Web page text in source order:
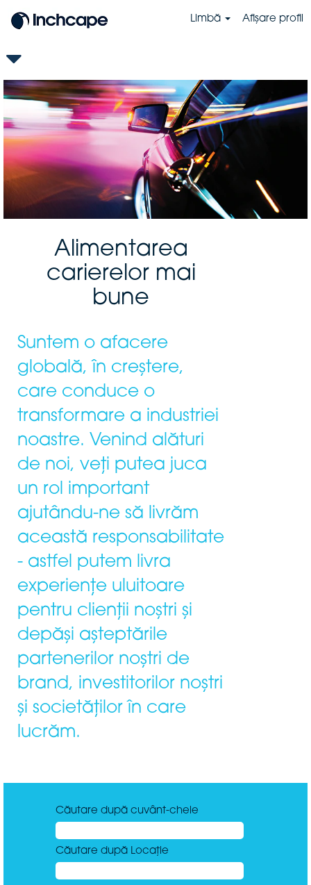
Limbă Afișare profil
Alimentarea
carierelor mai
bune
Suntem o afacere
globală, în creștere,
care conduce o
transformare a industriei
noastre. Venind alături
de noi, veți putea juca
un rol important
ajutându-ne să livrăm
această responsabilitate
- astfel putem livra
experiențe uluitoare
pentru clienții noștri și
depăși așteptările
partenerilor noștri de
brand, investitorilor noștri
și societăților în care
lucrăm.
Căutare după cuvânt-cheie
Căutare după Locație